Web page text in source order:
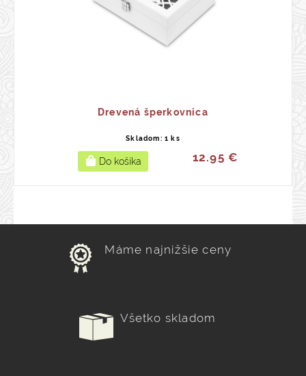
Drevená šperkovnica
Skladom: 1 ks
12.95 €
Máme najnižšie ceny
Všetko skladom